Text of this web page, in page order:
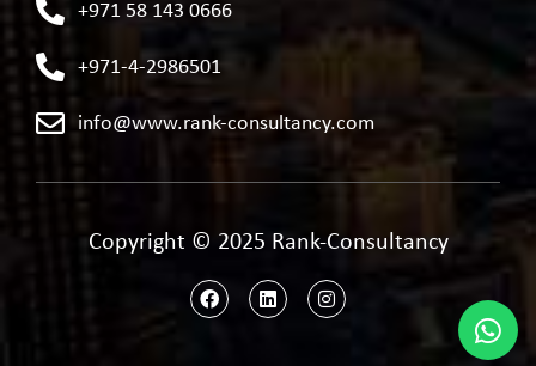
+971 58 143 0666
+971-4-2986501
info@www.rank-consultancy.com
Copyright © 2025 Rank-Consultancy